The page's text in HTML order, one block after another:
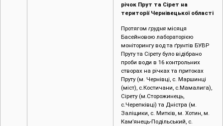
річок Прут та Сірет на
території Чернівецької області
Протягом грудня місяця
Басейновою лабораторією
моніторингу вод та ґрунтів БУВР
Пруту та Сірету було відібрано
проби води в 16 контрольних
створах на річках та притоках
Пруту (м. Чернівці, с. Маршинці
(міст), с.Костичани, с.Мамалига),
Сірету (м.Сторожинець,
с.Черепківці) та Дністра (м.
Заліщики, с. Митків, м. Хотин, м.
Кам’янець-Подільський, с.